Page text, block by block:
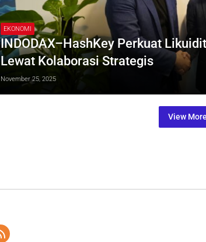
EKONOMI
INDODAX–HashKey Perkuat
Lewat Kolaborasi Strategis
November 25, 2025
View More